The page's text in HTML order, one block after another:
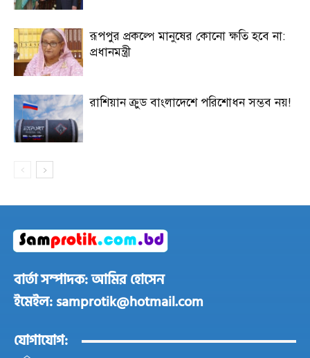
রূপপুর প্রকল্পে মানুষের কোনো ক্ষতি হবে না:
প্রধানমন্ত্রী
রাশিয়ান ক্রুড বাংলাদেশে পরিশোধন সম্ভব নয়!
বার্তা সম্পাদক: আমির হোসেন
ইমেইল: samprotik@hotmail.com
যোগাযোগ: